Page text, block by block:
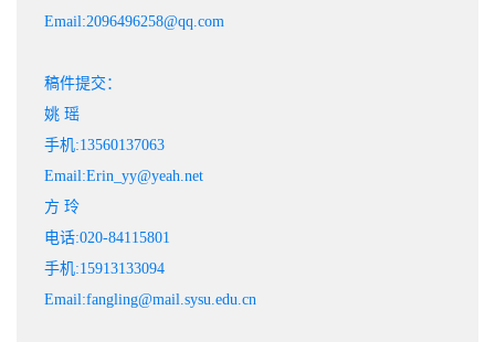
Email:2096496258@qq.com
稿件提交：
姚 瑶
手机:13560137063
Email:Erin_yy@yeah.net
方 玲
电话:020-84115801
手机:15913133094
Email:fangling@mail.sysu.edu.cn